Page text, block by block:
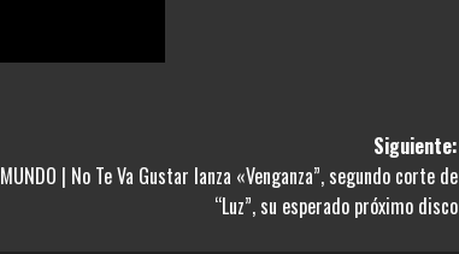
Siguiente:
MUNDO | No Te Va Gustar lanza «Venganza”, segundo corte de
“Luz”, su esperado próximo disco